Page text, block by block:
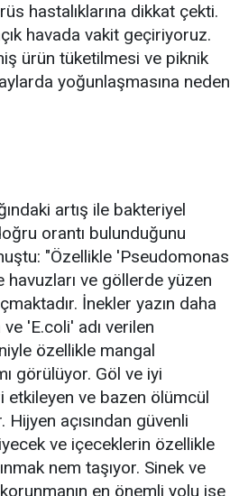
hastalıklarına dikkat çekti.
havada vakit geçiriyoruz.
ürün tüketilmesi ve piknik
yoğunlaşmasına neden
artış ile bakteriyel
orantı bulunduğunu
"Özellikle 'Pseudomonas
ve göllerde yüzen
İnekler yazın daha
'E.coli' adı verilen
özellikle mangal
görülüyor. Göl ve iyi
etkileyen ve bazen ölümcül
açısından güvenli
ve içeceklerin özellikle
nem taşıyor. Sinek ve
korunmanın en önemli yolu ise